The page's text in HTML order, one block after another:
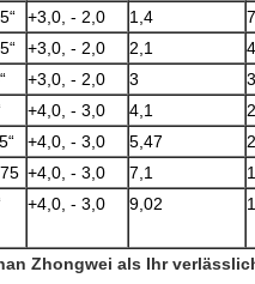
+3,0, - 2,0 1,4
+3,0, - 2,0 2,1
+3,0, - 2,0 3
+4,0, - 3,0 4,1
+4,0, - 3,0 5,47
+4,0, - 3,0 7,1
+4,0, - 3,0 9,02
Zhongwei als Ihr